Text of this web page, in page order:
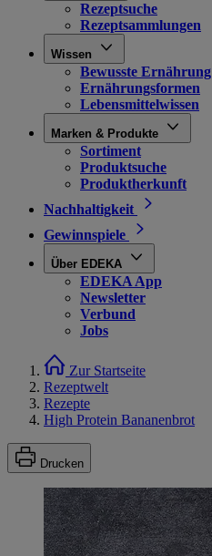
Rezeptsuche
Rezeptsammlungen
Wissen
Bewusste Ernährung
Ernährungsformen
Lebensmittelwissen
Marken & Produkte
Sortiment
Produktsuche
Produktherkunft
Nachhaltigkeit
Gewinnspiele
Über EDEKA
EDEKA App
Newsletter
Verbund
Jobs
Zur Startseite
Rezeptwelt
Rezepte
High Protein Bananenbrot
Drucken